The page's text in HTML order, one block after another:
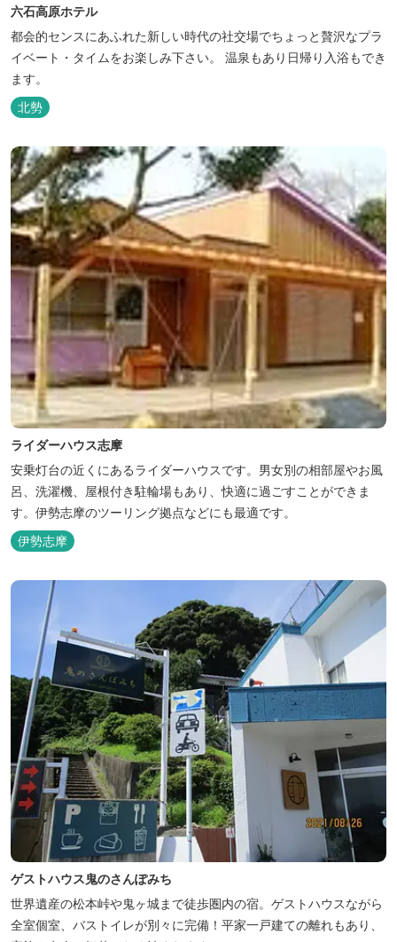
六石高原ホテル
都会的センスにあふれた新しい時代の社交場でちょっと贅沢なプラ
イベート・タイムをお楽しみ下さい。 温泉もあり日帰り入浴もでき
ます。
北勢
ライダーハウス志摩
安乗灯台の近くにあるライダーハウスです。男女別の相部屋やお風
呂、洗濯機、屋根付き駐輪場もあり、快適に過ごすことができま
す。伊勢志摩のツーリング拠点などにも最適です。
伊勢志摩
ゲストハウス鬼のさんぽみち
世界遺産の松本峠や鬼ヶ城まで徒歩圏内の宿。ゲストハウスながら
全室個室、バストイレが別々に完備！平家一戸建ての離れもあり、